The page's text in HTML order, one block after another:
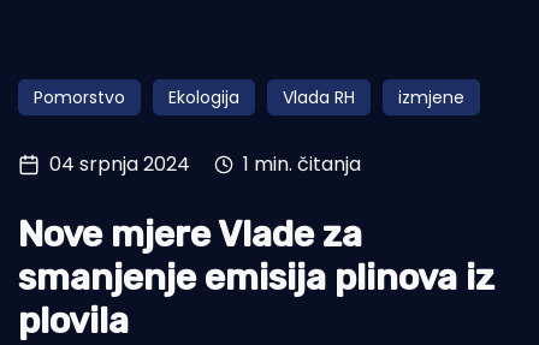
Otoci
Turizam i nautika
Pomorstvo
Ribolov
Ekologija
Pomorstvo Ekologija Vlada RH izmjene
04 srpnja 2024 1 min. čitanja
Nove mjere Vlade za
smanjenje emisija plinova iz
plovila